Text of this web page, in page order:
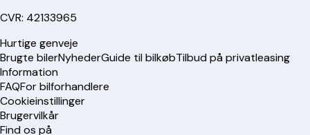
CVR: 42133965
Hurtige genveje
Brugte bilerNyhederGuide til bilkøbTilbud på privatleasing
Information
FAQFor bilforhandlere
Cookieinstillinger
Brugervilkår
Find os på